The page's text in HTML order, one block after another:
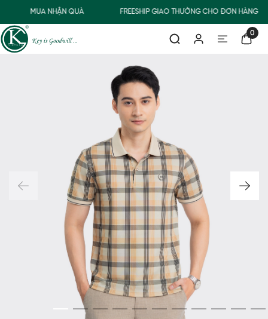
MUA NHẬN QUÀ FREESHIP GIAO THƯỜNG CHO ĐƠN HÀNG
0